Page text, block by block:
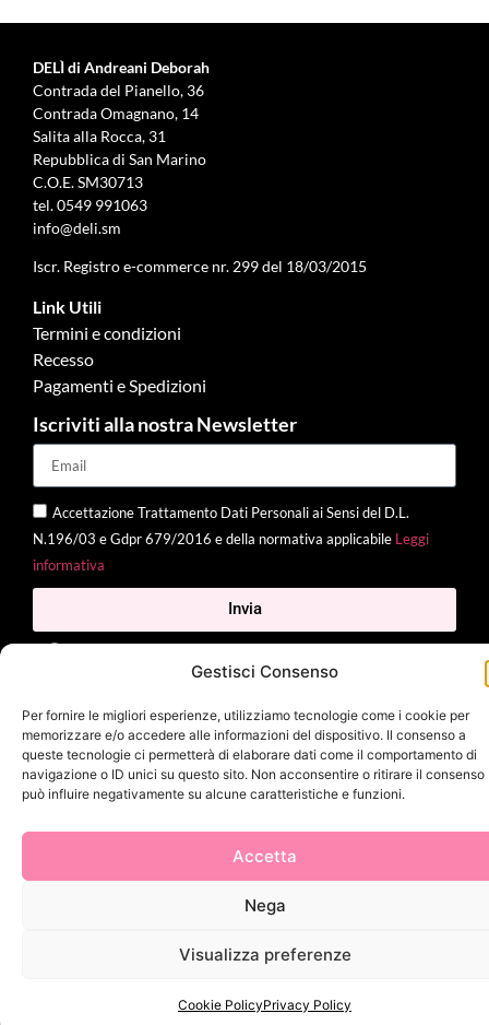
Gestisci Consenso
Per fornire le migliori esperienze, utilizziamo tecnologie come i cookie per
memorizzare e/o accedere alle informazioni del dispositivo. Il consenso a
queste tecnologie ci permetterà di elaborare dati come il comportamento di
navigazione o ID unici su questo sito. Non acconsentire o ritirare il consenso
può influire negativamente su alcune caratteristiche e funzioni.
Accetta
Nega
Visualizza preferenze
Cookie PolicyPrivacy Policy
DELÌ di Andreani Deborah
Contrada del Pianello, 36
Contrada Omagnano, 14
Salita alla Rocca, 31
Repubblica di San Marino
C.O.E. SM30713
tel.0549 991063
info@deli.sm
Iscr. Registro e-commerce nr. 299 del 18/03/2015
Link Utili
Termini e condizioni
Recesso
Pagamenti e Spedizioni
Iscriviti alla nostra Newsletter
Accettazione Trattamento Dati Personali ai Sensi del D.L.
N.196/03 e Gdpr 679/2016 e della normativa applicabile Leggi
informativa
Invia
2025 Delì | Privacy Policy|Cookie Policy| Made with byJenny
Mina